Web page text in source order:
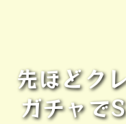
先ほどク
ガチャで